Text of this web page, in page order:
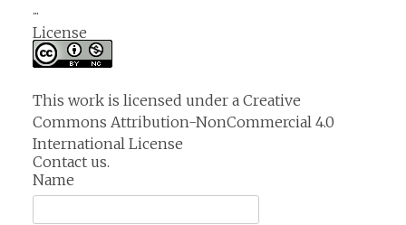
...
License
This work is licensed under a Creative
Commons Attribution-NonCommercial 4.0
International License
Contact us.
Name